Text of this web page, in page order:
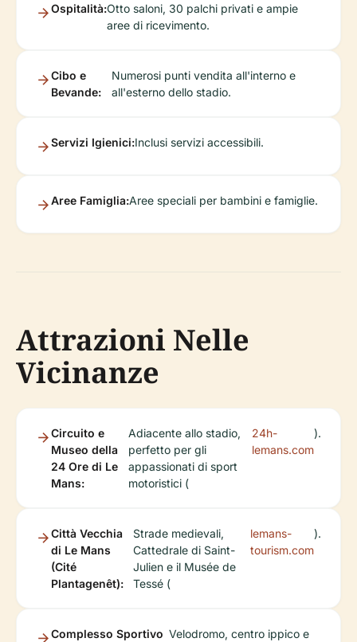
Ospitalità:Otto saloni, 30 palchi privati e ampie
aree di ricevimento.
Cibo e
Bevande:
Numerosi punti vendita all'interno e
all'esterno dello stadio.
Servizi Igienici:Inclusi servizi accessibili.
Aree Famiglia:Aree speciali per bambini e famiglie.
Attrazioni Nelle
Vicinanze
Circuito e
Museo della
24 Ore di Le
Mans:
Adiacente allo stadio,
perfetto per gli
appassionati di sport
motoristici (
24h-
lemans.com
).
Città Vecchia
di Le Mans
(Cité
Plantagenêt):
Strade medievali,
Cattedrale di Saint-
Julien e il Musée de
Tessé (
lemans-
tourism.com
).
Complesso Sportivo Velodromo, centro ippico e